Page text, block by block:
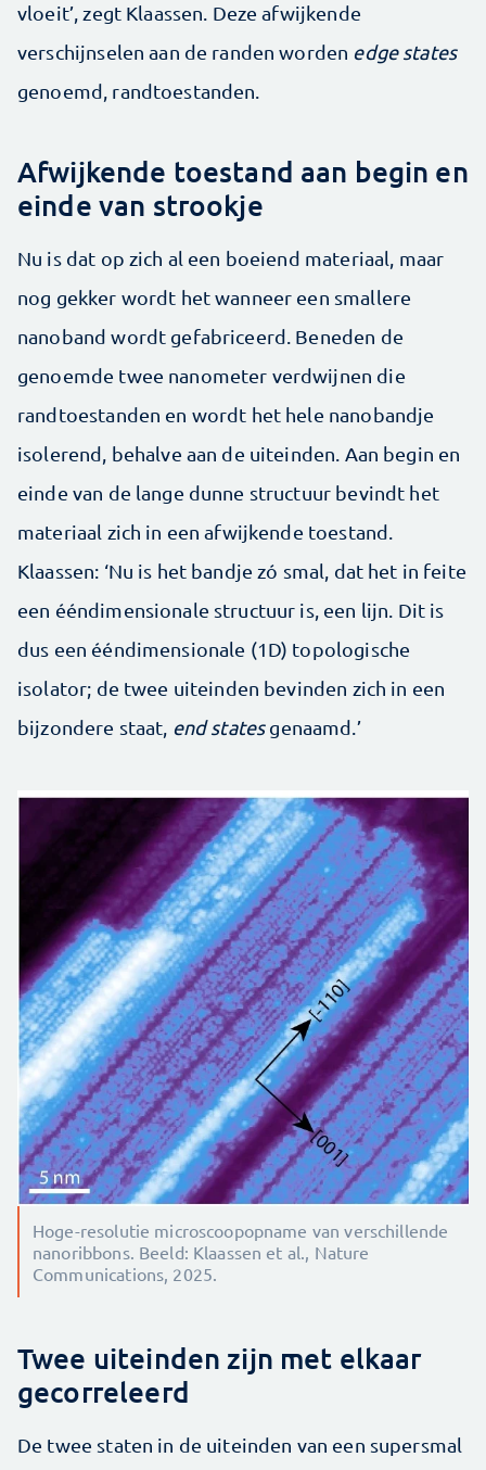
vloeit’, zegt Klaassen. Deze afwijkende
verschijnselen aan de randen worden edge states
genoemd, randtoestanden.
Afwijkende toestand aan begin en
einde van strookje
Nu is dat op zich al een boeiend materiaal, maar
nog gekker wordt het wanneer een smallere
nanoband wordt gefabriceerd. Beneden de
genoemde twee nanometer verdwijnen die
randtoestanden en wordt het hele nanobandje
isolerend, behalve aan de uiteinden. Aan begin en
einde van de lange dunne structuur bevindt het
materiaal zich in een afwijkende toestand.
Klaassen: ‘Nu is het bandje zó smal, dat het in feite
een ééndimensionale structuur is, een lijn. Dit is
dus een ééndimensionale (1D) topologische
isolator; de twee uiteinden bevinden zich in een
bijzondere staat, end statesgenaamd.’
Hoge-resolutie microscoopopname van verschillende
nanoribbons. Beeld: Klaassen et al., Nature
Communications, 2025.
Twee uiteinden zijn met elkaar
gecorreleerd
De twee staten in de uiteinden van een supersmal